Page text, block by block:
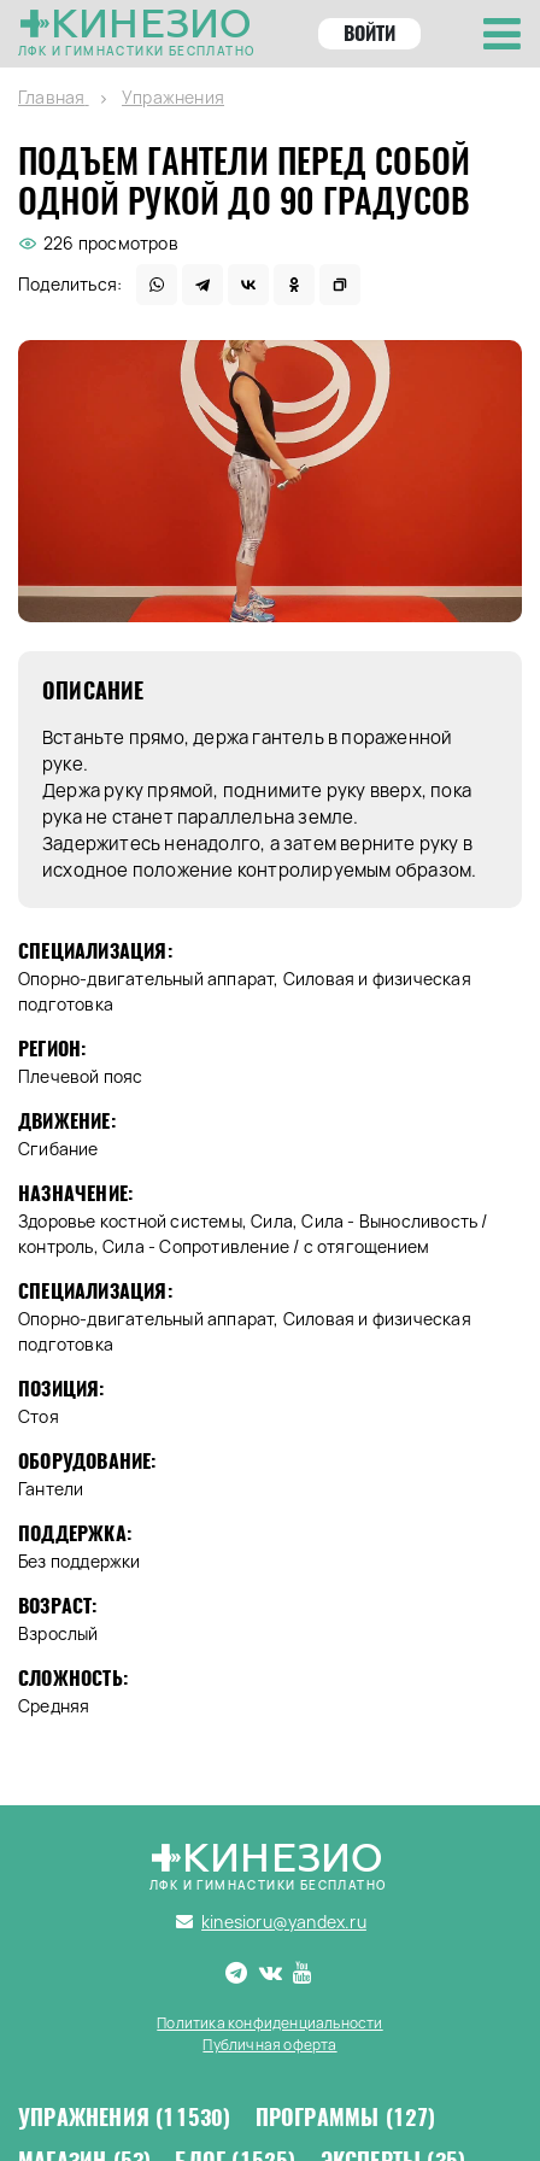
КИНЕЗИО
ЛФК И ГИМНАСТИКИ БЕСПЛАТНО
ВОЙТИ
Главная Упражнения
ПОДЪЕМ ГАНТЕЛИ ПЕРЕД СОБОЙ
ОДНОЙ РУКОЙ ДО 90 ГРАДУСОВ
226 просмотров
Поделиться:
ОПИСАНИЕ
Встаньте прямо, держа гантель в пораженной
руке.
Держа руку прямой, поднимите руку вверх, пока
рука не станет параллельна земле.
Задержитесь ненадолго, а затем верните руку в
исходное положение контролируемым образом.
СПЕЦИАЛИЗАЦИЯ:
Опорно-двигательный аппарат, Силовая и физическая
подготовка
РЕГИОН:
Плечевой пояс
ДВИЖЕНИЕ:
Сгибание
НАЗНАЧЕНИЕ:
Здоровье костной системы, Сила, Сила - Выносливость /
контроль, Сила - Сопротивление / с отягощением
СПЕЦИАЛИЗАЦИЯ:
Опорно-двигательный аппарат, Силовая и физическая
подготовка
ПОЗИЦИЯ:
Стоя
ОБОРУДОВАНИЕ:
Гантели
ПОДДЕРЖКА:
Без поддержки
ВОЗРАСТ:
Взрослый
СЛОЖНОСТЬ:
Средняя
КИНЕЗИО
ЛФК И ГИМНАСТИКИ БЕСПЛАТНО
kinesioru@yandex.ru
Политика конфиденциальности
Публичная оферта
УПРАЖНЕНИЯ (11530) ПРОГРАММЫ (127)